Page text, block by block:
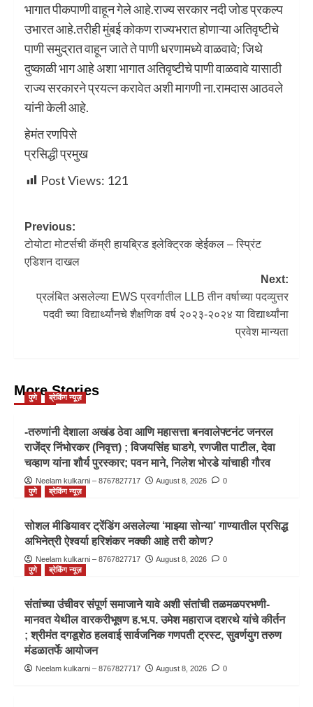
भागात पीकपाणी वाहून गेले आहे.राज्य सरकार नदी जोड प्रकल्प
उभारत आहे.तरीही मुंबई कोकण राज्यभरात होणाऱ्या अतिवृष्टीचे
पाणी समुद्रात वाहून जाते ते पाणी धरणामध्ये वाळवावे; जिथे
दुष्काळी भाग आहे अशा भागात अतिवृष्टीचे पाणी वाळवावे यासाठी
राज्य सरकारने प्रयत्न करावेत अशी मागणी ना.रामदास आठवले
यांनी केली आहे.
हेमंत रणपिसे
प्रसिद्धी प्रमुख
Post Views: 121
Previous:
टोयोटा मोटर्सची कॅम्री हायब्रिड इलेक्ट्रिक व्हेईकल – स्प्रिंट
एडिशन दाखल
Next:
प्रलंबित असलेल्या EWS प्रवर्गातील LLB तीन वर्षाच्या पदव्युत्तर
पदवी च्या विद्यार्थ्यांनचे शैक्षणिक वर्ष २०२३-२०२४ या विद्यार्थ्यांना
प्रवेश मान्यता
More Stories
पुणे ब्रेकिंग न्यूज़
-तरुणांनी देशाला अखंड ठेवा आणि महासत्ता बनवालेफ्टनंट जनरल
राजेंद्र निंभोरकर (निवृत्त) ; विजयसिंह घाडगे, रणजीत पाटील, देवा
चव्हाण यांना शौर्य पुरस्कार; पवन माने, निलेश भोरडे यांचाही गौरव
Neelam kulkarni – 8767827717 August 8, 2026
0
पुणे
ब्रेकिंग न्यूज़
सोशल मीडियावर ट्रेंडिंग असलेल्या ‘माझ्या सोन्या’ गाण्यातील प्रसिद्ध
अभिनेत्री ऐश्वर्या हरिशंकर नक्की आहे तरी कोण?
Neelam kulkarni – 8767827717 August 8, 2026
0
पुणे
ब्रेकिंग न्यूज़
संतांच्या उंचीवर संपूर्ण समाजाने यावे अशी संतांची तळमळपरभणी-
मानवत येथील वारकरीभूषण ह.भ.प. उमेश महाराज दशरथे यांचे कीर्तन
; श्रीमंत दगडूशेठ हलवाई सार्वजनिक गणपती ट्रस्ट, सुवर्णयुग तरुण
मंडळातर्फे आयोजन
Neelam kulkarni – 8767827717 August 8, 2026 0